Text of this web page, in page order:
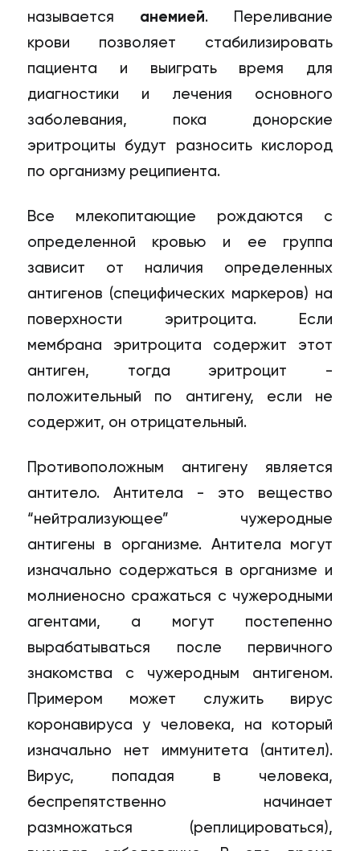
называется анемией. Переливание
крови позволяет стабилизировать
пациента и выиграть время для
диагностики и лечения основного
заболевания, пока донорские
эритроциты будут разносить кислород
по организму реципиента.
Все млекопитающие рождаются с
определенной кровью и ее группа
зависит от наличия определенных
антигенов (специфических маркеров) на
поверхности эритроцита. Если
мембрана эритроцита содержит этот
антиген, тогда эритроцит -
положительный по антигену, если не
содержит, он отрицательный.
Противоположным антигену является
антитело. Антитела - это вещество
“нейтрализующее” чужеродные
антигены в организме. Антитела могут
изначально содержаться в организме и
молниеносно сражаться с чужеродными
агентами, а могут постепенно
вырабатываться после первичного
знакомства с чужеродным антигеном.
Примером может служить вирус
коронавируса у человека, на который
изначально нет иммунитета (антител).
Вирус, попадая в человека,
беспрепятственно начинает
размножаться (реплицироваться),